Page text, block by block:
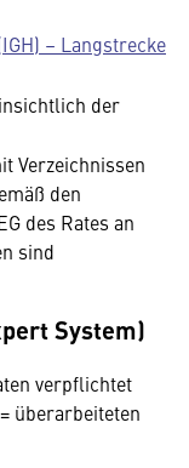
– Langstrecke
der
Verzeichnissen
den
des Rates an
sind
System)
verpflichtet
überarbeiteten